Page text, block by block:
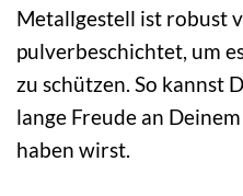
Metallgestell ist robust
pulverbeschichtet, um
zu schützen. So kannst
lange Freude an
haben wirst.